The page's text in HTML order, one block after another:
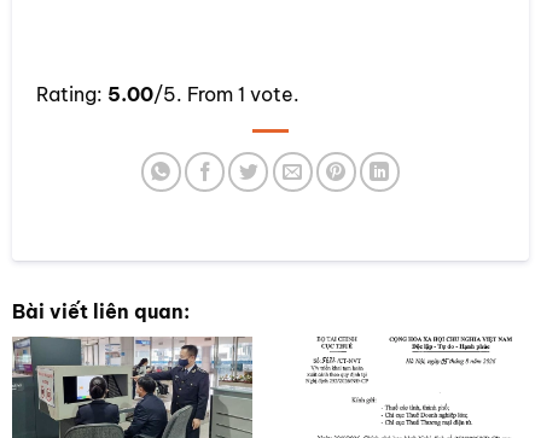
SUBMIT RATING
Rating: 5.00/5. From 1 vote.
Bài viết liên quan: